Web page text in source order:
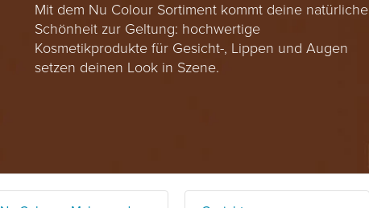
Mit dem Nu Colour Sortiment kommt deine natürliche
Schönheit zur Geltung: hochwertige
Kosmetikprodukte für Gesicht-, Lippen und Augen
setzen deinen Look in Szene.